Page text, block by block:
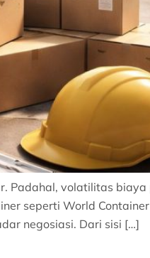
Padahal, volatilitas
seperti World
negosiasi. Dari sisi […]